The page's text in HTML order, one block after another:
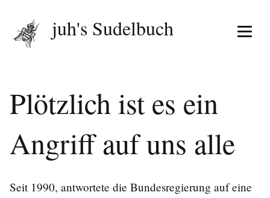
Menü
juh's Sudelbuch
Plötzlich ist es ein
Angriff auf uns alle
Seit 1990, antwortete die Bundesregierung auf eine